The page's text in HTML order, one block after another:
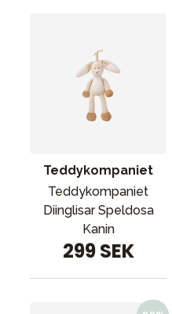
Teddykompaniet
Teddykompaniet
Diinglisar Speldosa
Kanin
299 SEK